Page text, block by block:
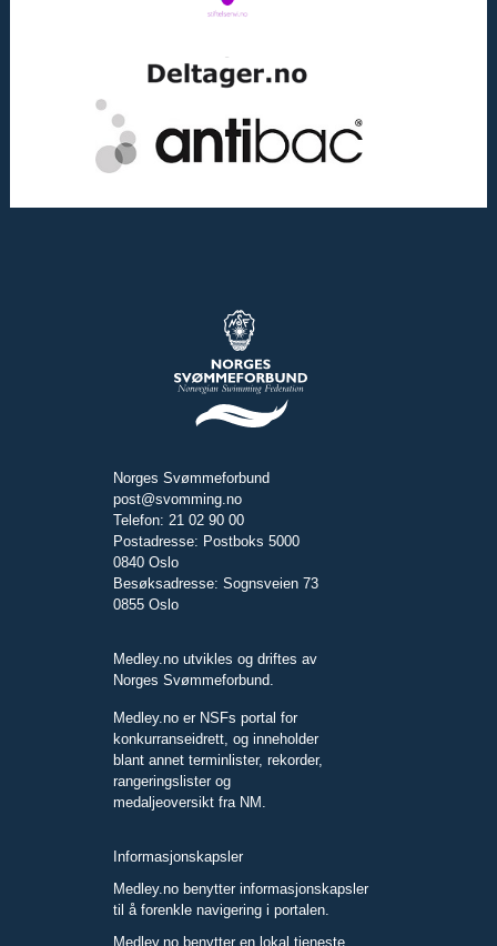
Norges Svømmeforbund
post@svomming.no
Telefon: 21 02 90 00
Postadresse: Postboks 5000
0840 Oslo
Besøksadresse: Sognsveien 73
0855 Oslo
Medley.no utvikles og driftes av
Norges Svømmeforbund.
Medley.no er NSFs portal for
konkurranseidrett, og inneholder
blant annet terminlister, rekorder,
rangeringslister og
medaljeoversikt fra NM.
Informasjonskapsler
Medley.no benytter informasjonskapsler
til å forenkle navigering i portalen.
Medley.no benytter en lokal tjeneste